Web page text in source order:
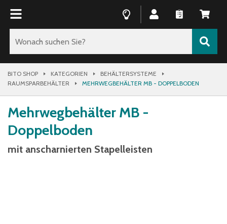
BITO SHOP KATEGORIEN
BEHÄLTERSYSTEME
RAUMSPARBEHÄLTER
MEHRWEGBEHÄLTER MB - DOPPELBODEN
Mehrwegbehälter MB -
Doppelboden
mit anscharnierten Stapelleisten